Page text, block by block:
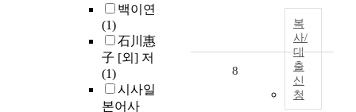
백이연
(1)
石川惠
子 [외] 저
(1)
시사일
본어사
복
사/
대
출
신
청
8